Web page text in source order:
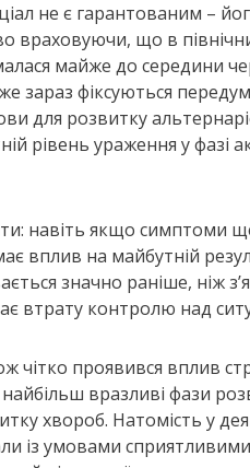
не є гарантованим –
враховуючи, що в
майже до середини
зараз фіксуються
для розвитку
рівень ураження у фазі
навіть якщо симптоми
вплив на майбутній
значно раніше, ніж
втрату контролю над
чітко проявився вплив
вразливі фази
хвороб. Натомість у
із умовами